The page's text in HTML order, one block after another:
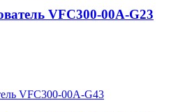
VFC300-00A-G23